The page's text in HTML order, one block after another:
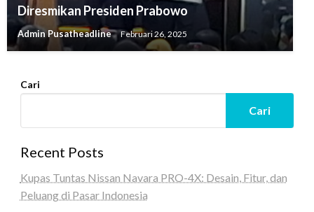
Diresmikan Presiden Prabowo
Admin Pusatheadline Februari 26, 2025
Cari
Cari
Recent Posts
Kupas Tuntas Nissan Navara PRO-4X: Desain, Fitur, dan
Peluang di Pasar Indonesia